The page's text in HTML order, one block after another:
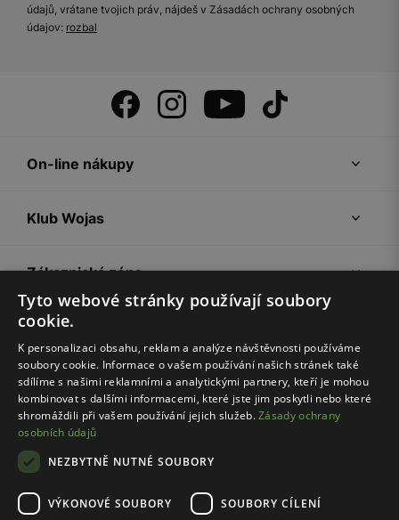
údajů, vrátane tvojich práv, nájdeš v Zásadách ochrany osobných
údajov: rozbal
On-line nákupy
Klub Wojas
Zákaznická zóna
Společnost Wojas
Rady
Tyto webové stránky používají soubory
cookie.
K personalizaci obsahu, reklam a analýze návštěvnosti používáme
soubory cookie. Informace o vašem používání našich stránek také
sdílíme s našimi reklamními a analytickými partnery, kteří je mohou
kombinovat s dalšími informacemi, které jste jim poskytli nebo které
shromáždili při vašem používání jejich služeb.Zásady ochrany
osobních údajů
NEZBYTNĚ NUTNÉ SOUBORY
VÝKONOVÉ SOUBORY SOUBORY CÍLENÍ